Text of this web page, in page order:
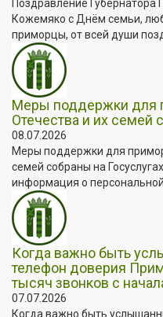
Поздравление Губернатора
Кожемяко с Днём семьи,
приморцы, от всей души
Меры поддержки для
Отечества и их семей
08.07.2026
Меры поддержки для
семей собраны на
информация о
Когда важно быть
телефон доверия
тысяч звонков с
07.07.2026
Когда важно быть